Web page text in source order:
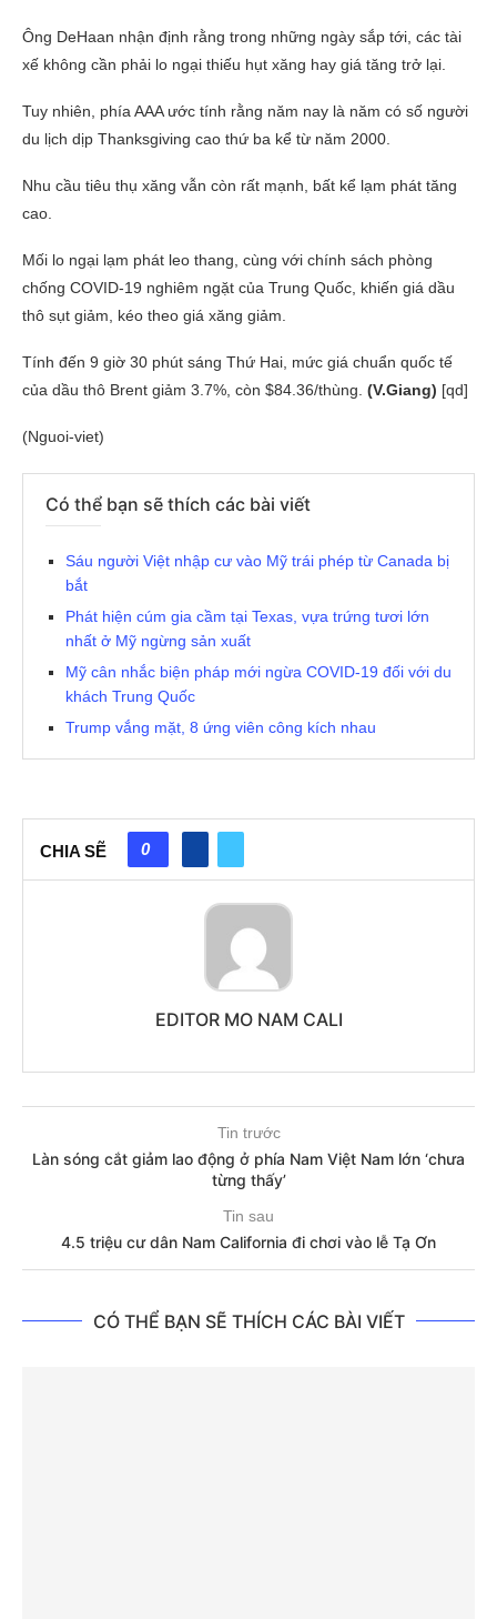
Ông DeHaan nhận định rằng trong những ngày sắp tới, các tài
xế không cần phải lo ngại thiếu hụt xăng hay giá tăng trở lại.
Tuy nhiên, phía AAA ước tính rằng năm nay là năm có số người
du lịch dịp Thanksgiving cao thứ ba kể từ năm 2000.
Nhu cầu tiêu thụ xăng vẫn còn rất mạnh, bất kể lạm phát tăng
cao.
Mối lo ngại lạm phát leo thang, cùng với chính sách phòng
chống COVID-19 nghiêm ngặt của Trung Quốc, khiến giá dầu
thô sụt giảm, kéo theo giá xăng giảm.
Tính đến 9 giờ 30 phút sáng Thứ Hai, mức giá chuẩn quốc tế
của dầu thô Brent giảm 3.7%, còn $84.36/thùng. (V.Giang) [qd]
(Nguoi-viet)
Có thể bạn sẽ thích các bài viết
Sáu người Việt nhập cư vào Mỹ trái phép từ Canada bị
bắt
Phát hiện cúm gia cầm tại Texas, vựa trứng tươi lớn
nhất ở Mỹ ngừng sản xuất
Mỹ cân nhắc biện pháp mới ngừa COVID-19 đối với du
khách Trung Quốc
Trump vắng mặt, 8 ứng viên công kích nhau
CHIA SẼ 0
EDITOR MO NAM CALI
Tin trước
Làn sóng cắt giảm lao động ở phía Nam Việt Nam lớn ‘chưa
từng thấy’
Tin sau
4.5 triệu cư dân Nam California đi chơi vào lễ Tạ Ơn
CÓ THỂ BẠN SẼ THÍCH CÁC BÀI VIẾT